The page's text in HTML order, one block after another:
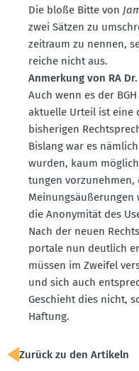
Die bloße Bitte von
zwei Sätzen zu
zeitraum zu nennen,
reiche nicht aus.
Anmerkung von RA
Auch wenn es der
aktuelle Urteil ist eine
bishe­rigen
Bislang war es
wurden, kaum
tungen vorzu­nehmen,
Meinungs­äu­ße­rungen
die Anony­mität des
Nach der neuen
portale nun deutlich
müssen im Zweifel
und sich auch
Geschieht dies nicht,
Haftung.
Zurück zu den Artikeln